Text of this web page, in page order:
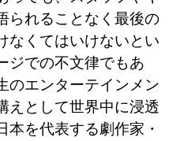
られることなく最後の
なくてはいけないとい
ジでの不文律でもあ
のエンターテインメン
えとして世界中に浸透
本を代表する劇作家・